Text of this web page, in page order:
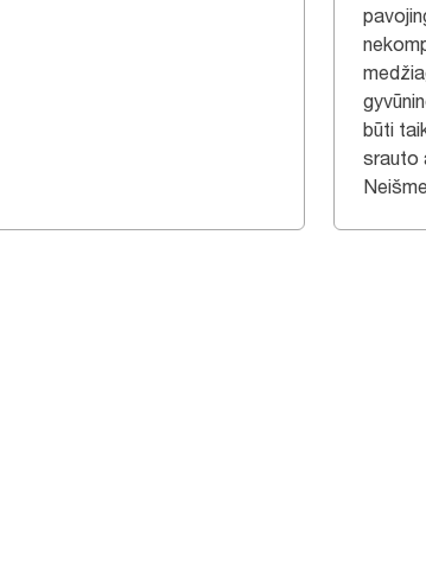
būti
srauto